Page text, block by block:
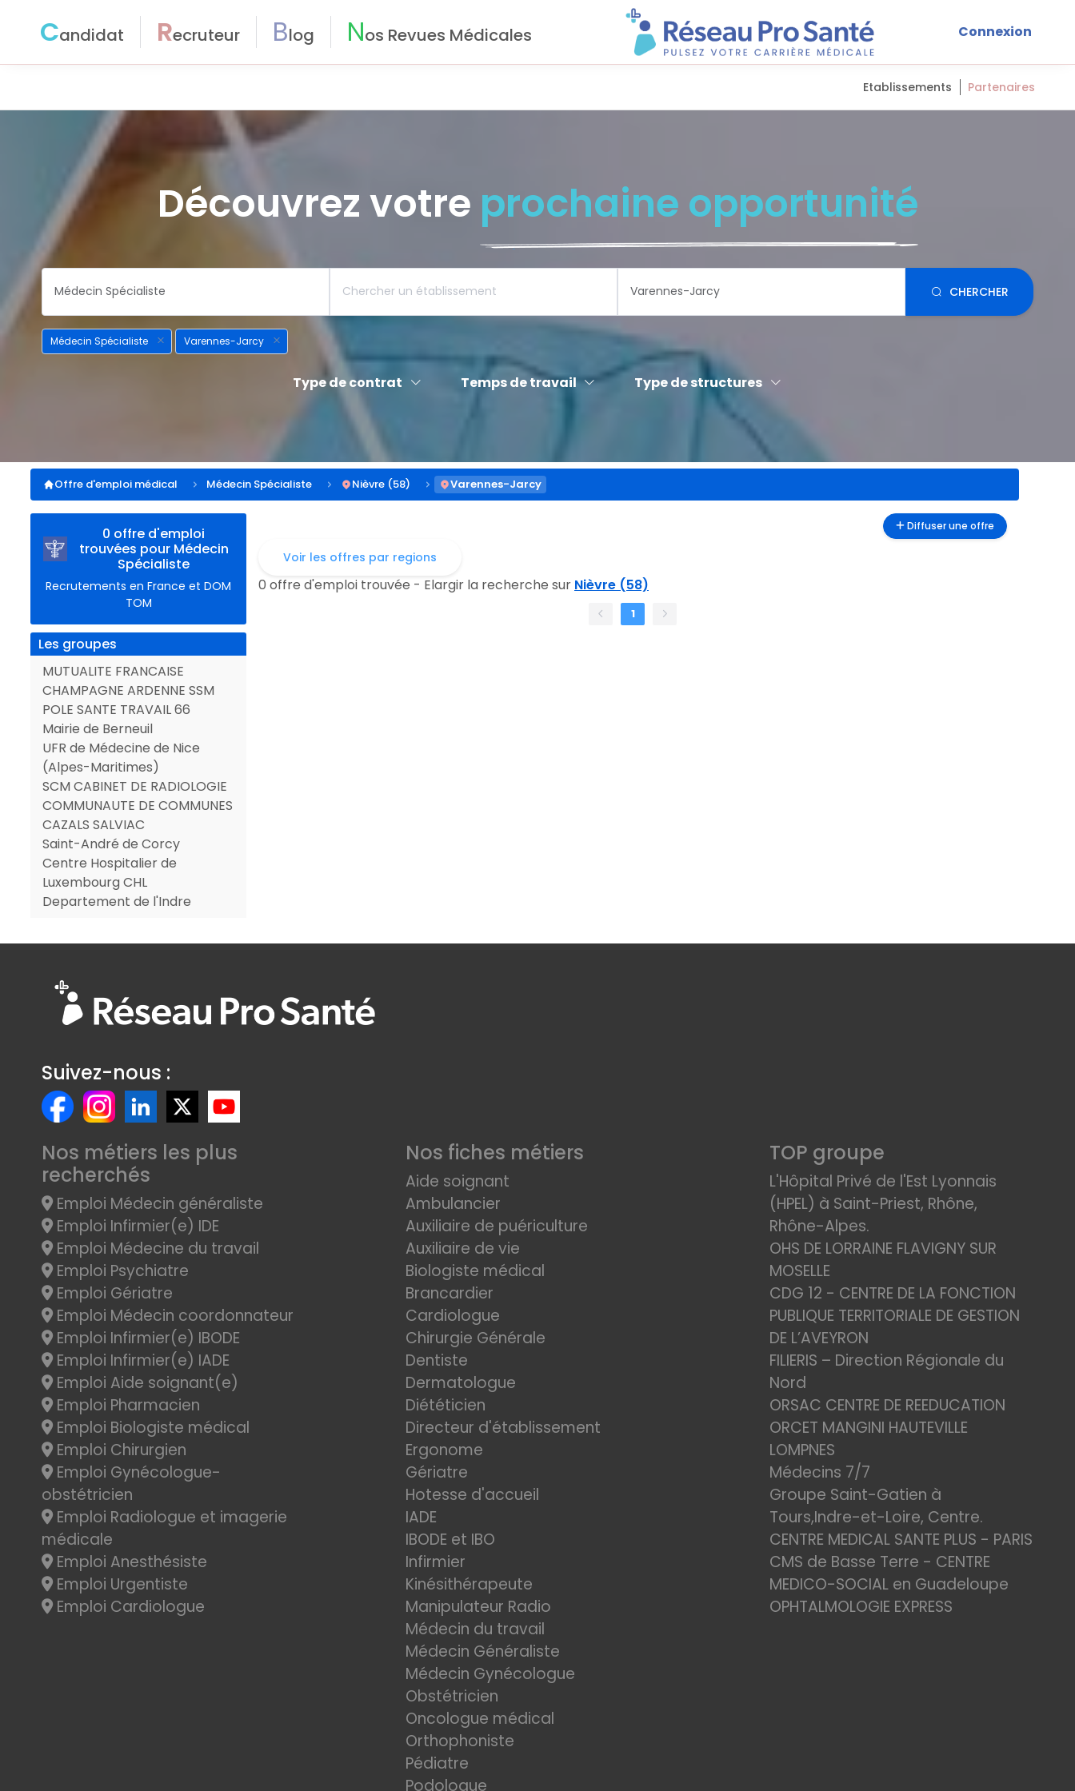
Candidat Recruteur Blog Nos Revues Médicales Connexion
Etablissements Partenaires
Découvrez votre prochaine opportunité
CHERCHER
Médecin Spécialiste Varennes-Jarcy
Type de contrat Temps de travail Type de structures
Offre d'emploi médical Médecin Spécialiste Nièvre (58) Varennes-Jarcy
0 offre d'emploi
trouvées pour Médecin
Spécialiste
Recrutements en France et DOM
TOM
Les groupes
MUTUALITE FRANCAISE
CHAMPAGNE ARDENNE SSM
POLE SANTE TRAVAIL 66
Mairie de Berneuil
UFR de Médecine de Nice
(Alpes-Maritimes)
SCM CABINET DE RADIOLOGIE
COMMUNAUTE DE COMMUNES
CAZALS SALVIAC
Saint-André de Corcy
Centre Hospitalier de
Luxembourg CHL
Departement de l'Indre
Diffuser une offre
Voir les offres par regions
0 offre d'emploi trouvée - Elargir la recherche sur Nièvre (58)
1
Suivez-nous :
Nos métiers les plus
recherchés
Emploi Médecin généraliste
Emploi Infirmier(e) IDE
Emploi Médecine du travail
Emploi Psychiatre
Emploi Gériatre
Emploi Médecin coordonnateur
Emploi Infirmier(e) IBODE
Emploi Infirmier(e) IADE
Emploi Aide soignant(e)
Emploi Pharmacien
Emploi Biologiste médical
Emploi Chirurgien
Emploi Gynécologue-
obstétricien
Emploi Radiologue et imagerie
médicale
Emploi Anesthésiste
Emploi Urgentiste
Emploi Cardiologue
Nos fiches métiers
Aide soignant
Ambulancier
Auxiliaire de puériculture
Auxiliaire de vie
Biologiste médical
Brancardier
Cardiologue
Chirurgie Générale
Dentiste
Dermatologue
Diététicien
Directeur d'établissement
Ergonome
Gériatre
Hotesse d'accueil
IADE
IBODE et IBO
Infirmier
Kinésithérapeute
Manipulateur Radio
Médecin du travail
Médecin Généraliste
Médecin Gynécologue
Obstétricien
Oncologue médical
Orthophoniste
Pédiatre
Podologue
TOP groupe
L'Hôpital Privé de l'Est Lyonnais
(HPEL) à Saint-Priest, Rhône,
Rhône-Alpes.
OHS DE LORRAINE FLAVIGNY SUR
MOSELLE
CDG 12 - CENTRE DE LA FONCTION
PUBLIQUE TERRITORIALE DE GESTION
DE L’AVEYRON
FILIERIS – Direction Régionale du
Nord
ORSAC CENTRE DE REEDUCATION
ORCET MANGINI HAUTEVILLE
LOMPNES
Médecins 7/7
Groupe Saint-Gatien à
Tours,Indre-et-Loire, Centre.
CENTRE MEDICAL SANTE PLUS - PARIS
CMS de Basse Terre - CENTRE
MEDICO-SOCIAL en Guadeloupe
OPHTALMOLOGIE EXPRESS